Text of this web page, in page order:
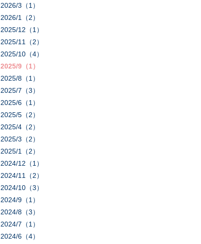
2026/3（1）
2026/1（2）
2025/12（1）
2025/11（2）
2025/10（4）
2025/9（1）
2025/8（1）
2025/7（3）
2025/6（1）
2025/5（2）
2025/4（2）
2025/3（2）
2025/1（2）
2024/12（1）
2024/11（2）
2024/10（3）
2024/9（1）
2024/8（3）
2024/7（1）
2024/6（4）